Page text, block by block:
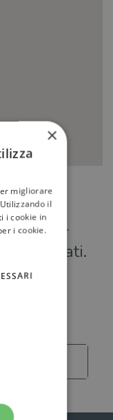
per
i tuoi dati.
×
migliorare
il
i cookie in
i cookie.